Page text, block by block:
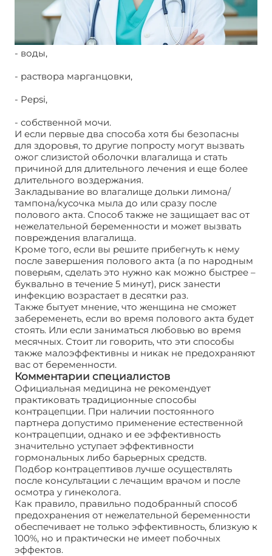
- воды,
- раствора марганцовки,
- Pepsi,
- собственной мочи.
И если первые два способа хотя бы безопасны
для здоровья, то другие попросту могут вызвать
ожог слизистой оболочки влагалища и стать
причиной для длительного лечения и еще более
длительного воздержания.
Закладывание во влагалище дольки лимона/
тампона/кусочка мыла до или сразу после
полового акта. Способ также не защищает вас от
нежелательной беременности и может вызвать
повреждения влагалища.
Кроме того, если вы решите прибегнуть к нему
после завершения полового акта (а по народным
поверьям, сделать это нужно как можно быстрее –
буквально в течение 5 минут), риск занести
инфекцию возрастает в десятки раз.
Также бытует мнение, что женщина не сможет
забеременеть, если во время полового акта будет
стоять. Или если заниматься любовью во время
месячных. Стоит ли говорить, что эти способы
также малоэффективны и никак не предохраняют
вас от беременности.
Комментарии специалистов
Официальная медицина не рекомендует
практиковать традиционные способы
контрацепции. При наличии постоянного
партнера допустимо применение естественной
контрацепции, однако и ее эффективность
значительно уступает эффективности
гормональных либо барьерных средств.
Подбор контрацептивов лучше осуществлять
после консультации с лечащим врачом и после
осмотра у гинеколога.
Как правило, правильно подобранный способ
предохранения от нежелательной беременности
обеспечивает не только эффективность, близкую к
100%, но и практически не имеет побочных
эффектов.